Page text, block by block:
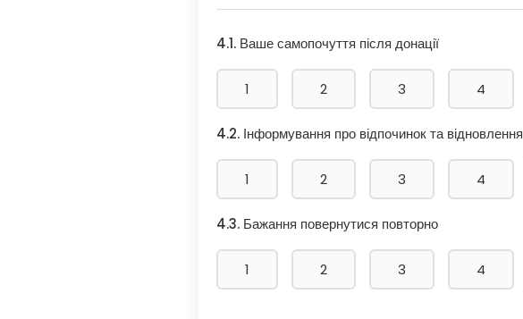
4.1. Ваше самопочуття після донації
1 2 3 4
4.2. Інформування про відпочинок та відновлення
1 2 3 4
4.3. Бажання повернутися повторно
1 2 3 4